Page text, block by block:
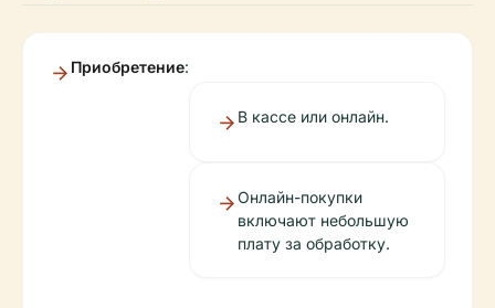
Приобретение:
В кассе или онлайн.
Онлайн-покупки
включают небольшую
плату за обработку.